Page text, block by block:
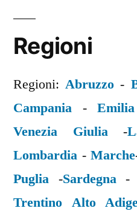
Regioni
Regioni:Abruzzo -
Campania -
Venezia Giulia-
Lombardia -Marche
Puglia -Sardegna-
Trentino Alto